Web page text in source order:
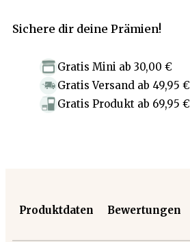
Sichere dir deine Prämien!
Gratis Mini ab 30,00 €
Gratis Versand ab 49,95 €
Gratis Produkt ab 69,95 €
Produktdaten Bewertungen